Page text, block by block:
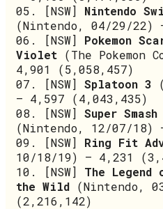
05. [NSW] Nintendo
(Nintendo, 04/29/22)
06. [NSW] Pokemon
Violet (The Pokemon
4,901 (5,058,457)
07. [NSW] Splatoon 3
– 4,597 (4,043,435)
08. [NSW] Super
(Nintendo, 12/07/18)
09. [NSW] Ring Fit
10/18/19) – 4,231
10. [NSW] The
the Wild (Nintendo,
(2,216,142)